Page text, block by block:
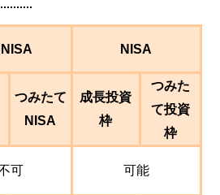
NISA NISA
つみたて
NISA
成長投資
枠
つみた
て投資
枠
可 可能